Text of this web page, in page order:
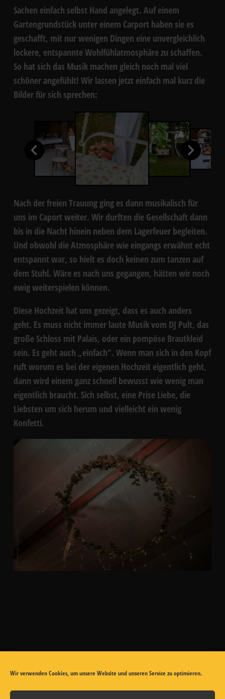
Wir verwenden Cookies, um unsere Website und unseren Service zu optimieren.
Sachen einfach selbst Hand angelegt. Auf einem
Gartengrundstück unter einem Carport haben sie es
geschafft, mit nur wenigen Dingen eine unvergleichlich
lockere, entspannte Wohlfühlatmosphäre zu schaffen.
So hat sich das Musik machen gleich noch mal viel
schöner angefühlt! Wir lassen jetzt einfach mal kurz die
Bilder für sich sprechen:
Nach der freien Trauung ging es dann musikalisch für
uns im Caport weiter. Wir durften die Gesellschaft dann
bis in die Nacht hinein neben dem Lagerfeuer begleiten.
Und obwohl die Atmosphäre wie eingangs erwähnt echt
entspannt war, so hielt es doch keinen zum tanzen auf
dem Stuhl. Wäre es nach uns gegangen, hätten wir noch
ewig weiterspielen können.
Diese Hochzeit hat uns gezeigt, dass es auch anders
geht. Es muss nicht immer laute Musik vom DJ Pult, das
große Schloss mit Palais, oder ein pompöse Brautkleid
sein. Es geht auch „einfach“. Wenn man sich in den Kopf
ruft worum es bei der eigenen Hochzeit eigentlich geht,
dann wird einem ganz schnell bewusst wie wenig man
eigentlich braucht. Sich selbst, eine Prise Liebe, die
Liebsten um sich herum und vielleicht ein wenig
Konfetti.